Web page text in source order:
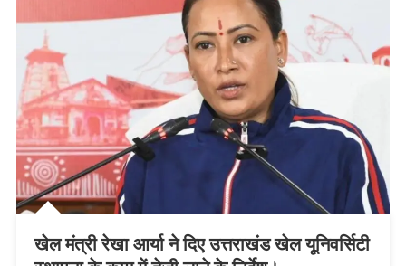
खेल मंत्री रेखा आर्या ने दिए उत्तराखंड खेल यूनिवर्सिटी